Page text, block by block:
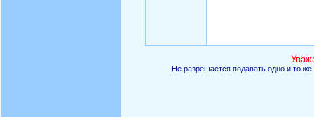
Не разрешается подавать одно и то